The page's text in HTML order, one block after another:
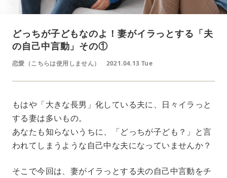
どっちが子どもなのよ！妻がイラっとする「夫
の自己中言動」その①
恋愛（こちらは使用しません） 2021.04.13 Tue
もはや「大きな長男」化している夫に、日々イラっと
する妻は多いもの。
あなたも知らないうちに、「どっちが子ども？」と言
われてしまうような自己中な夫になっていませんか？
そこで今回は、妻がイラっとする夫の自己中言動をチ